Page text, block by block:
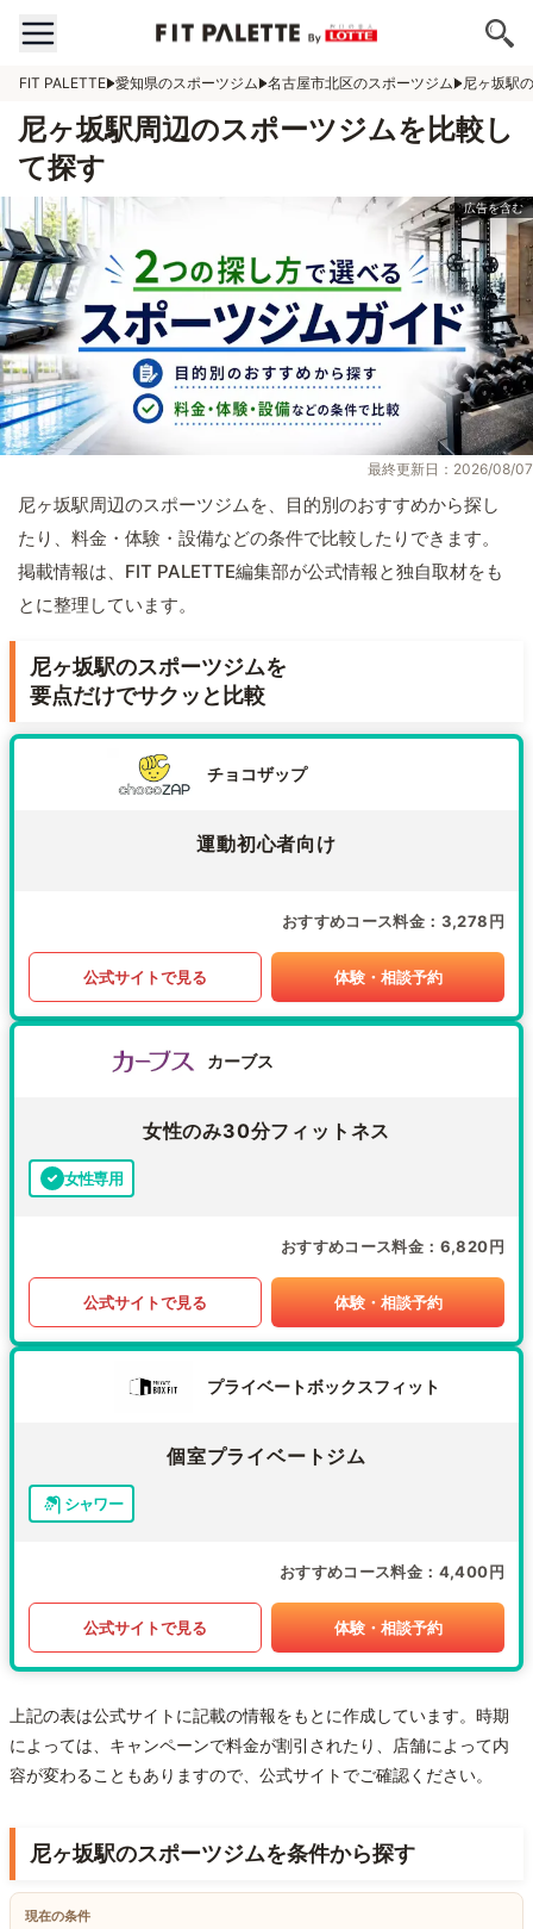
FIT PALETTE 愛知県のスポーツジム 名古屋市北区のスポーツジム 尼ヶ坂駅
尼ヶ坂駅周辺のスポーツジムを比較し
て探す
最終更新日：2026/08/07
尼ヶ坂駅周辺のスポーツジムを、目的別のおすすめから探し
たり、料金・体験・設備などの条件で比較したりできます。
掲載情報は、FIT PALETTE編集部が公式情報と独自取材をも
とに整理しています。
尼ヶ坂駅のスポーツジムを
要点だけでサクッと比較
チョコザップ
運動初心者向け
おすすめコース料金 3,278円
公式サイトで見る 体験・相談予約
カーブス
女性のみ30分フィットネス
女性専用
おすすめコース料金 6,820円
公式サイトで見る 体験・相談予約
プライベートボックスフィット
個室プライベートジム
シャワー
おすすめコース料金 4,400円
公式サイトで見る 体験・相談予約
上記の表は公式サイトに記載の情報をもとに作成しています。時期
によっては、キャンペーンで料金が割引されたり、店舗によって内
容が変わることもありますので、公式サイトでご確認ください。
尼ヶ坂駅のスポーツジムを条件から探す
現在の条件